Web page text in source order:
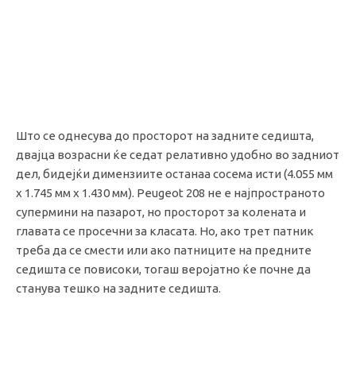
Што се однесува до просторот на задните седишта,
двајца возрасни ќе седат релативно удобно во задниот
дел, бидејќи димензиите останаа сосема исти (4.055 мм
x 1.745 мм x 1.430 мм). Peugeot 208 не е најпространото
супермини на пазарот, но просторот за колената и
главата се просечни за класата. Но, ако трет патник
треба да се смести или ако патниците на предните
седишта се повисоки, тогаш веројатно ќе почне да
станува тешко на задните седишта.